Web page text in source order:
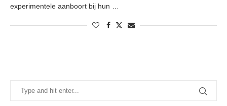
experimentele aanboort bij hun …